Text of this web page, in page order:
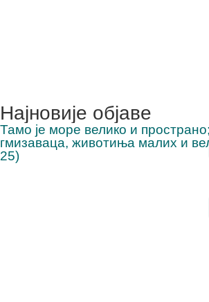
Најновије објаве
Тамо је море велико и
гмизаваца, животиња малих и
25)